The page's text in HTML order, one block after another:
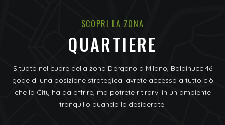
SCOPRI LA ZONA
QUARTIERE
Situato nel cuore della zona Dergano a Milano, Baldinucci46
gode di una posizione strategica: avrete accesso a tutto ciò
che la City ha da offrire, ma potrete ritirarvi in un ambiente
tranquillo quando lo desiderate.